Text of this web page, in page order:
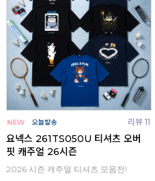
리뷰 11
요넥스 261TS050U 티셔츠 오버
핏 캐주얼 26시즌
2026 시즌 캐주얼 티셔츠 모음전!